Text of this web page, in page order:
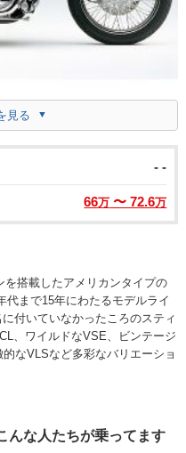
見る
- -
66万 〜 72.6万
を搭載したアメリカンタイプの
代まで15年にわたるモデルライ
付いていなかったころのスティ
、ワイルドなVSE、ビンテージ
なVLSなど多彩なバリエーショ
んな人たちが乗ってます